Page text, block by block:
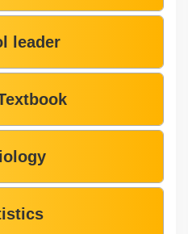
leader